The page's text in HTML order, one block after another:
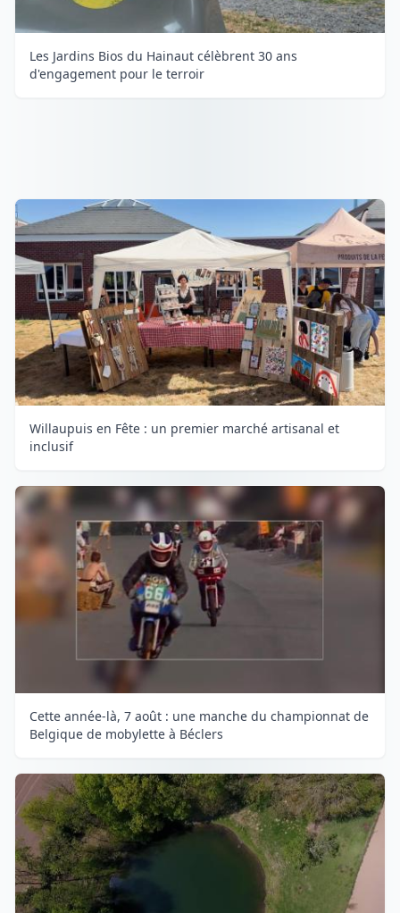
Les Jardins Bios du Hainaut célèbrent 30 ans
d'engagement pour le terroir
Willaupuis en Fête : un premier marché artisanal et
inclusif
Cette année-là, 7 août : une manche du championnat de
Belgique de mobylette à Béclers